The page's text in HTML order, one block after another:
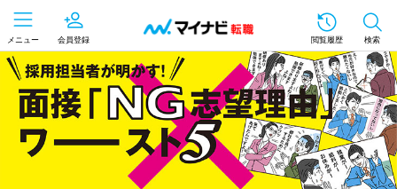
メニュー 会員登録 閲覧履歴 検索